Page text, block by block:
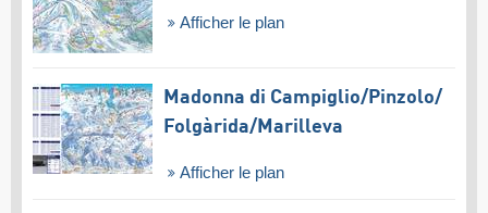
Afficher le plan
Madonna di Campiglio/​Pinzolo/​
Folgàrida/​Marilleva
Afficher le plan